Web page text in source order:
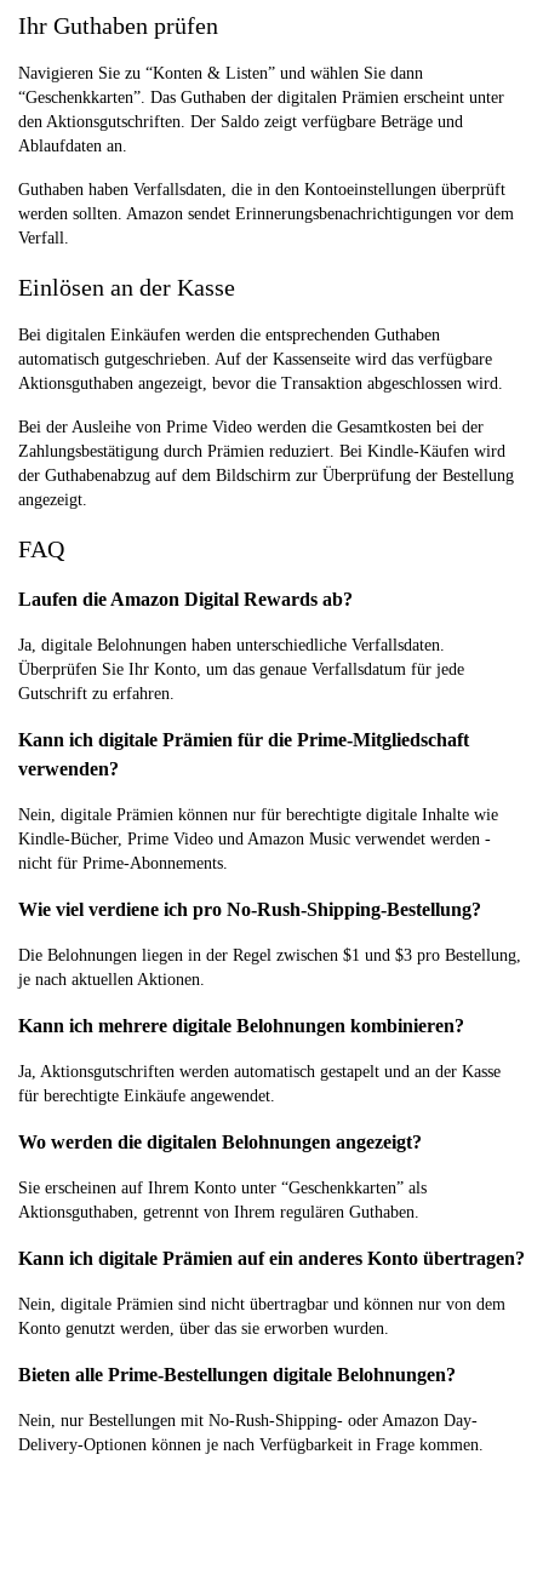
Ihr Guthaben prüfen
Navigieren Sie zu “Konten & Listen” und wählen Sie dann
“Geschenkkarten”. Das Guthaben der digitalen Prämien erscheint unter
den Aktionsgutschriften. Der Saldo zeigt verfügbare Beträge und
Ablaufdaten an.
Guthaben haben Verfallsdaten, die in den Kontoeinstellungen überprüft
werden sollten. Amazon sendet Erinnerungsbenachrichtigungen vor dem
Verfall.
Einlösen an der Kasse
Bei digitalen Einkäufen werden die entsprechenden Guthaben
automatisch gutgeschrieben. Auf der Kassenseite wird das verfügbare
Aktionsguthaben angezeigt, bevor die Transaktion abgeschlossen wird.
Bei der Ausleihe von Prime Video werden die Gesamtkosten bei der
Zahlungsbestätigung durch Prämien reduziert. Bei Kindle-Käufen wird
der Guthabenabzug auf dem Bildschirm zur Überprüfung der Bestellung
angezeigt.
FAQ
Laufen die Amazon Digital Rewards ab?
Ja, digitale Belohnungen haben unterschiedliche Verfallsdaten.
Überprüfen Sie Ihr Konto, um das genaue Verfallsdatum für jede
Gutschrift zu erfahren.
Kann ich digitale Prämien für die Prime-Mitgliedschaft
verwenden?
Nein, digitale Prämien können nur für berechtigte digitale Inhalte wie
Kindle-Bücher, Prime Video und Amazon Music verwendet werden -
nicht für Prime-Abonnements.
Wie viel verdiene ich pro No-Rush-Shipping-Bestellung?
Die Belohnungen liegen in der Regel zwischen $1 und $3 pro Bestellung,
je nach aktuellen Aktionen.
Kann ich mehrere digitale Belohnungen kombinieren?
Ja, Aktionsgutschriften werden automatisch gestapelt und an der Kasse
für berechtigte Einkäufe angewendet.
Wo werden die digitalen Belohnungen angezeigt?
Sie erscheinen auf Ihrem Konto unter “Geschenkkarten” als
Aktionsguthaben, getrennt von Ihrem regulären Guthaben.
Kann ich digitale Prämien auf ein anderes Konto übertragen?
Nein, digitale Prämien sind nicht übertragbar und können nur von dem
Konto genutzt werden, über das sie erworben wurden.
Bieten alle Prime-Bestellungen digitale Belohnungen?
Nein, nur Bestellungen mit No-Rush-Shipping- oder Amazon Day-
Delivery-Optionen können je nach Verfügbarkeit in Frage kommen.